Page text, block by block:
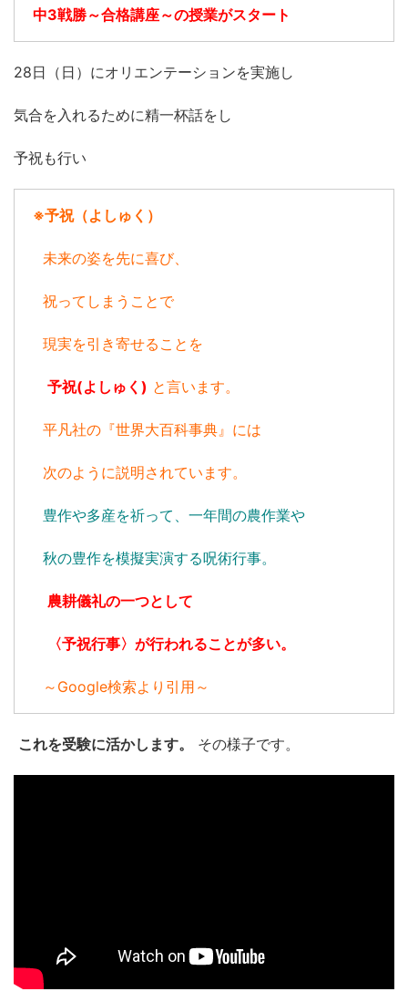
中3戦勝～合格講座～の授業がスタート
28日（日）にオリエンテーションを実施し
気合を入れるために精一杯話をし
予祝も行い
※予祝（よしゅく）
未来の姿を先に喜び、
祝ってしまうことで
現実を引き寄せることを
予祝(よしゅく) と言います。
平凡社の『世界大百科事典』には
次のように説明されています。
豊作や多産を祈って、一年間の農作業や
秋の豊作を模擬実演する呪術行事。
農耕儀礼の一つとして
〈予祝行事〉が行われることが多い。
～Google検索より引用～
これを受験に活かします。 その様子です。